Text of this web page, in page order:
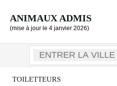
ANIMAUX ADMIS
(mise à jour le 4 janvier 2026)
TOILETTEURS